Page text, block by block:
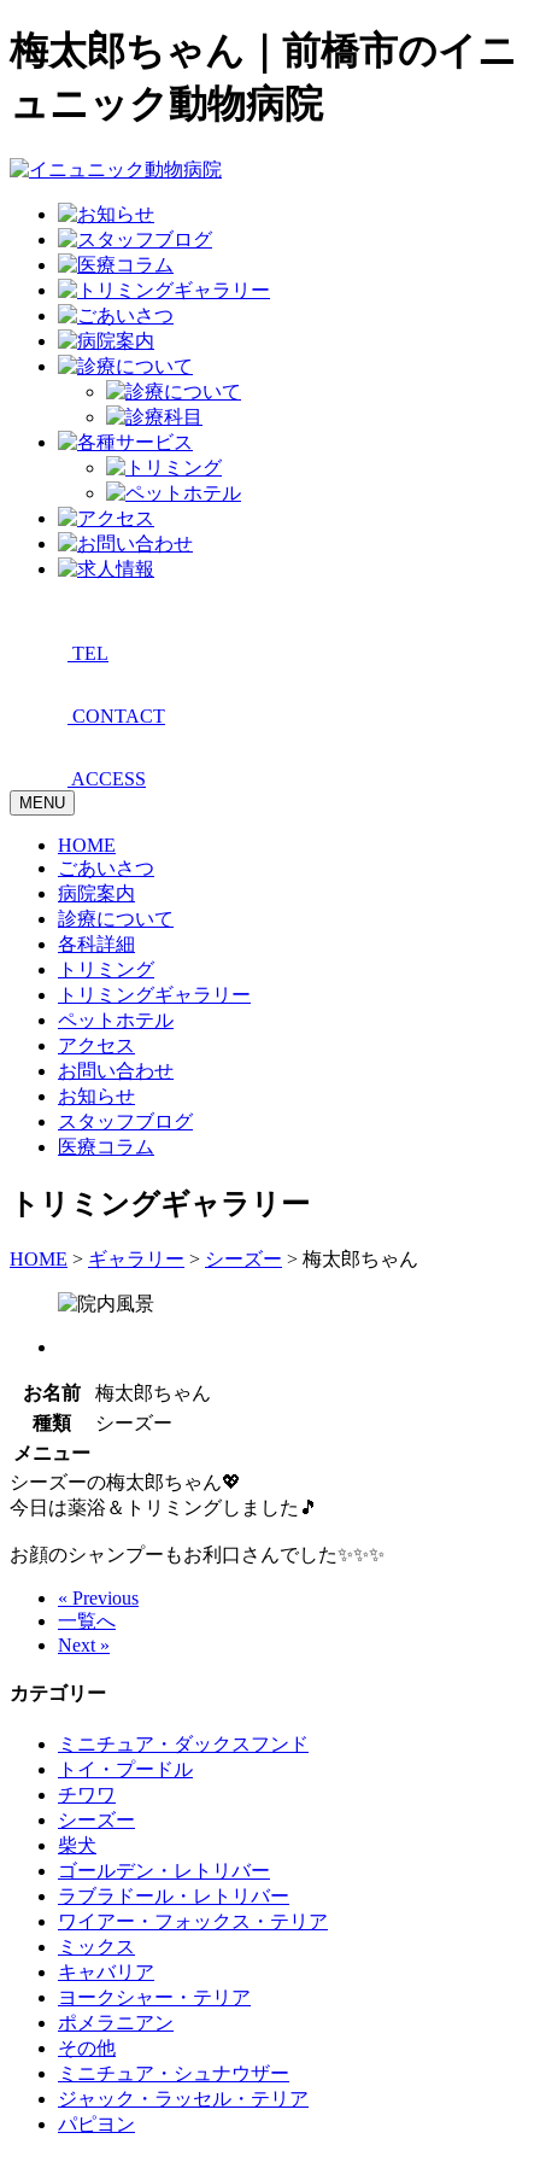
梅太郎ちゃん｜前橋市のイニ
ュニック動物病院
TEL
CONTACT
ACCESS
MENU
HOME
ごあいさつ
病院案内
診療について
各科詳細
トリミング
トリミングギャラリー
ペットホテル
アクセス
お問い合わせ
お知らせ
スタッフブログ
医療コラム
トリミングギャラリー
HOME > ギャラリー > シーズー > 梅太郎ちゃん
お名前
梅太郎ちゃん
種類
シーズー
メニュー
シーズーの梅太郎ちゃん💖
今日は薬浴＆トリミングしました🎵
お顔のシャンプーもお利口さんでした✨✨✨
« Previous
一覧へ
Next »
カテゴリー
ミニチュア・ダックスフンド
トイ・プードル
チワワ
シーズー
柴犬
ゴールデン・レトリバー
ラブラドール・レトリバー
ワイアー・フォックス・テリア
ミックス
キャバリア
ヨークシャー・テリア
ポメラニアン
その他
ミニチュア・シュナウザー
ジャック・ラッセル・テリア
パピヨン